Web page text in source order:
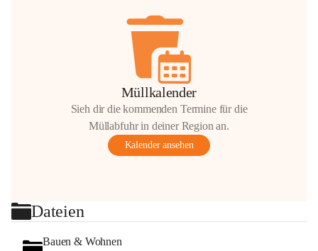
Müllkalender
Sieh dir die kommenden Termine für die
Müllabfuhr in deiner Region an.
Kalender ansehen
Dateien
Bauen & Wohnen